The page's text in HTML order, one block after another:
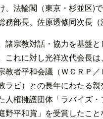
、法輪閣（東京・杉並区)
部長、佐原透修同次長（
諸宗教対話・協力を基盤
これに対し光祥次代会長
教者平和会議（ＷＣＲＰ
ラビ）との長年にわたる
権擁護団体「ラバイズ・
平和賞」を受賞したこと